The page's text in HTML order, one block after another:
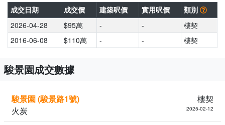
成交日期 成交價 建築呎價 實用呎價
類別
2026-04-28
$95萬 - -
樓契
2016-06-08
$110萬 - - 樓契
駿景園成交數據
駿景園 (駿景路1號)
樓契
火炭
2025-02-12